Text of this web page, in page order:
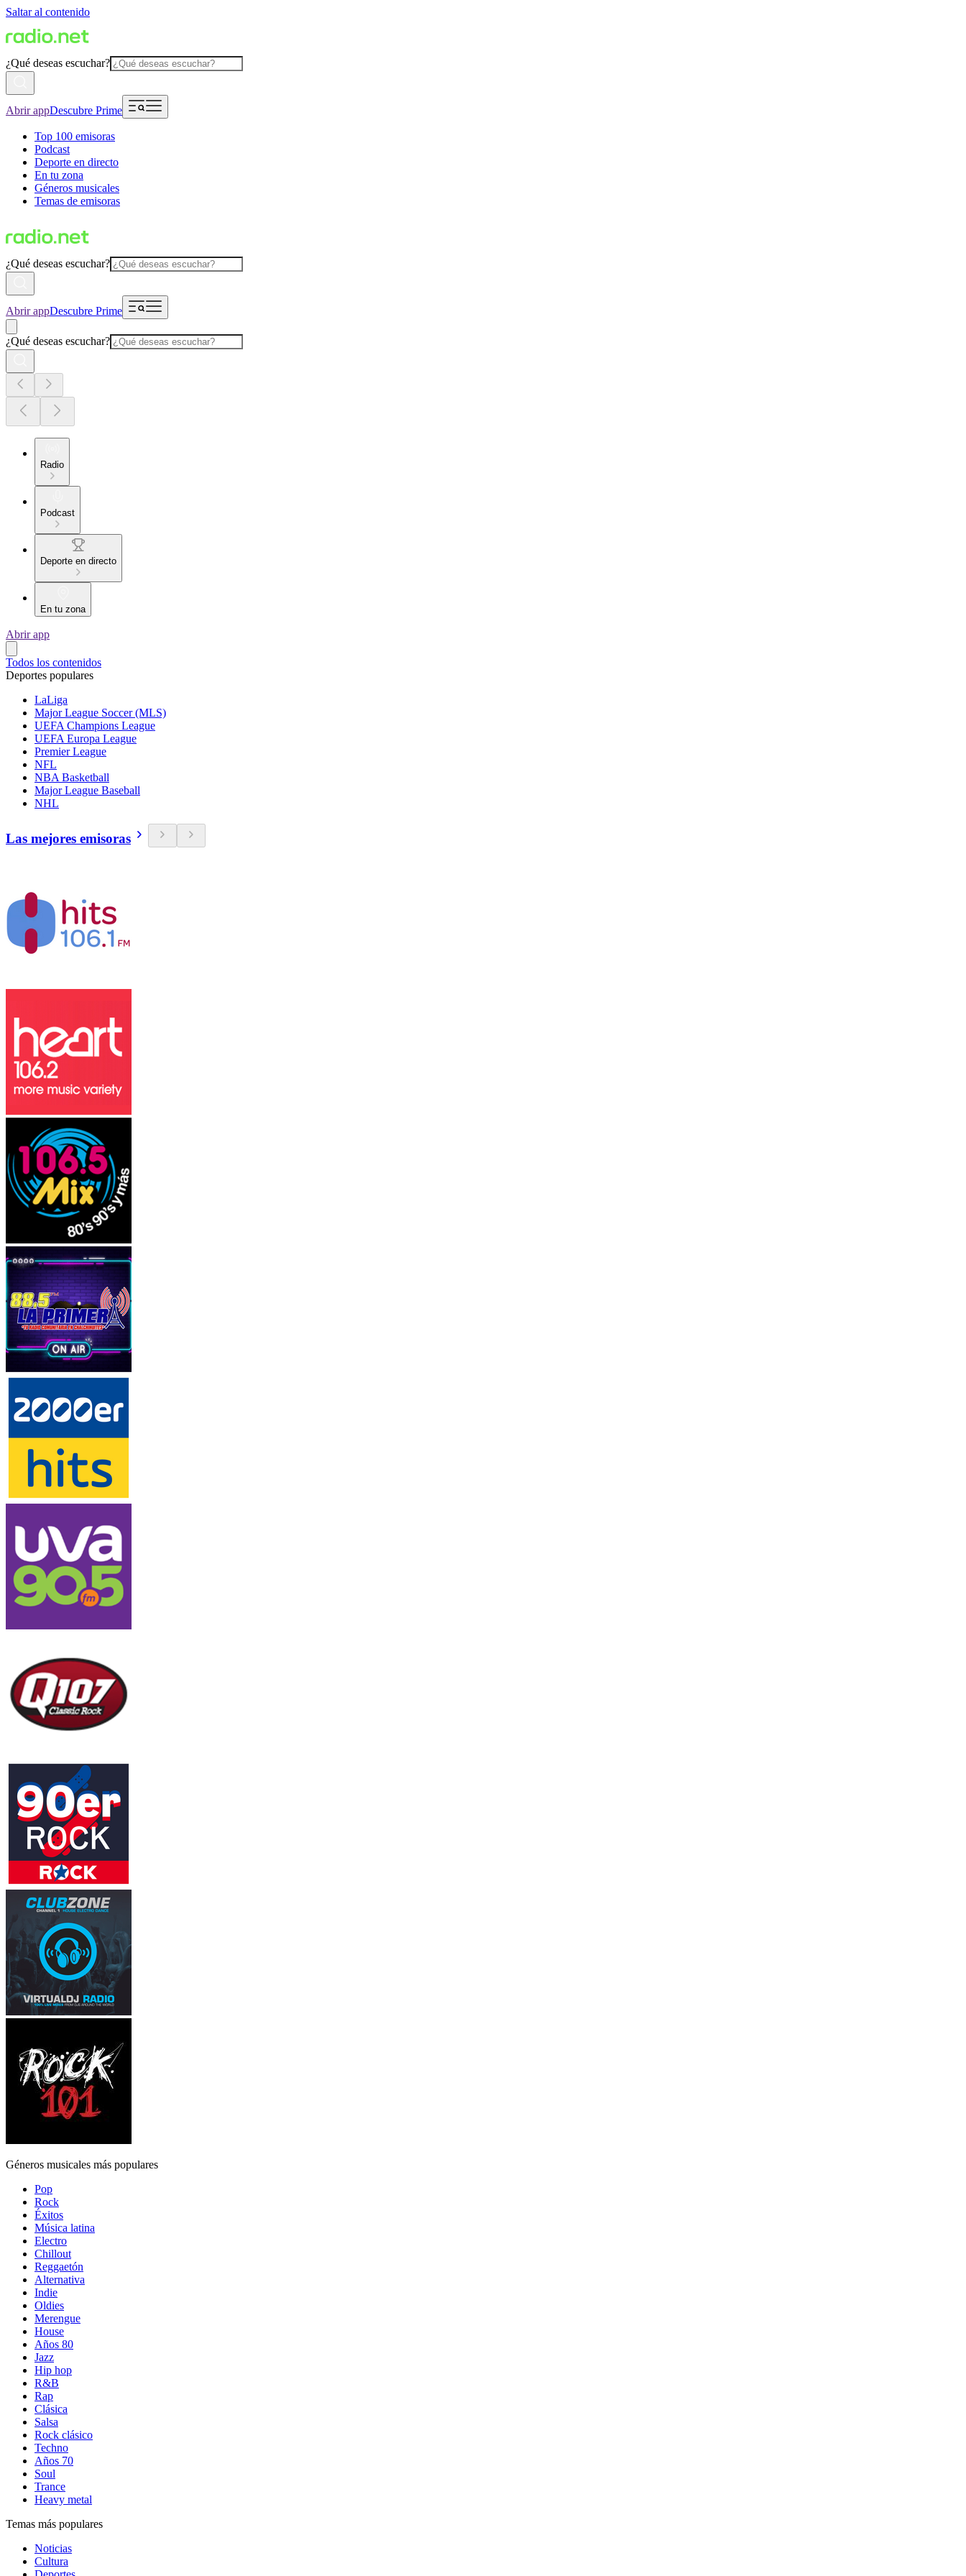
Saltar al contenido
¿Qué deseas escuchar?
Abrir appDescubre Prime
Top 100 emisoras
Podcast
Deporte en directo
En tu zona
Géneros musicales
Temas de emisoras
¿Qué deseas escuchar?
Abrir appDescubre Prime
¿Qué deseas escuchar?
Radio
Podcast
Deporte en directo
En tu zona
Abrir app
Todos los contenidos
Deportes populares
LaLiga
Major League Soccer (MLS)
UEFA Champions League
UEFA Europa League
Premier League
NFL
NBA Basketball
Major League Baseball
NHL
Las mejores emisoras
Géneros musicales más populares
Pop
Rock
Éxitos
Música latina
Electro
Chillout
Reggaetón
Alternativa
Indie
Oldies
Merengue
House
Años 80
Jazz
Hip hop
R&B
Rap
Clásica
Salsa
Rock clásico
Techno
Años 70
Soul
Trance
Heavy metal
Temas más populares
Noticias
Cultura